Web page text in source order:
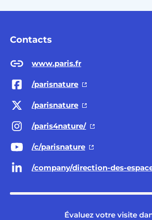
Contacts
www.paris.fr
/parisnature
/parisnature
/paris4nature/
/c/parisnature
Évaluez votre visite